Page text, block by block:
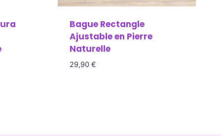
Bague Rectangle
Ajustable en Pierre
Naturelle
29,90 €